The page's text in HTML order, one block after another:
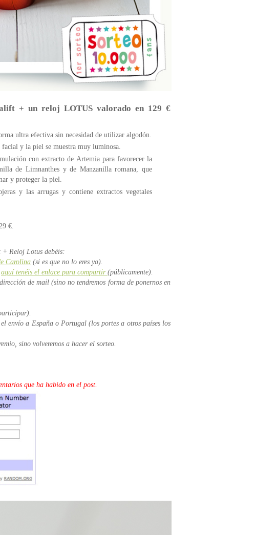
+ un reloj LOTUS valorado en 129 €
ultra efectiva sin necesidad de utilizar algodón.
y la piel se muestra muy luminosa.
con extracto de Artemia para favorecer la
de Limnanthes y de Manzanilla romana, que
y proteger la piel.
y las arrugas y contiene extractos vegetales
€.
Reloj Lotus debéis:
Carolina (si es que no lo eres ya).
aquí tenéis el enlace para compartir(públicamente).
de mail (sino no tendremos forma de ponernos en
envío a España o Portugal (los portes a otros países los
sino volveremos a hacer el sorteo.
que ha habido en el post.